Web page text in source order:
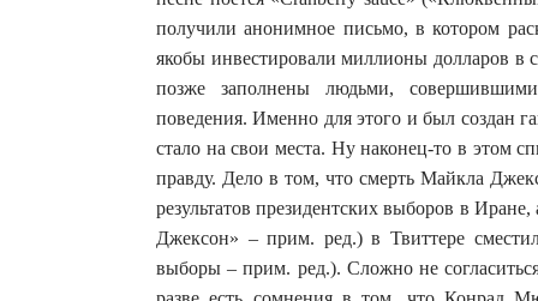
получили анонимное письмо, в котором
якобы инвестировали миллионы долларов
позже заполнены людьми, совершившими
поведения. Именно для этого и был создан
стало на свои места. Ну наконец-то в этом
правду. Дело в том, что смерть Майкла
результатов президентских выборов в
Джексон» – прим. ред.) в Твиттере
выборы – прим. ред.). Сложно не